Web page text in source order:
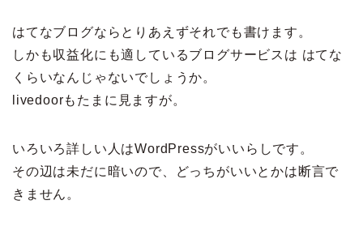
はてなブログならとりあえずそれでも書けます。
しかも収益化にも適しているブログサービスは はてな
くらいなんじゃないでしょうか。
livedoorもたまに見ますが。
いろいろ詳しい人はWordPressがいいらしです。
その辺は未だに暗いので、どっちがいいとかは断言で
きません。